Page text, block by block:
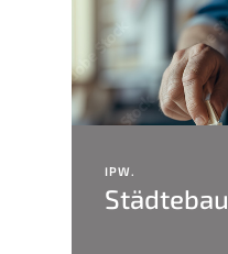
IPW.
Städte­bau